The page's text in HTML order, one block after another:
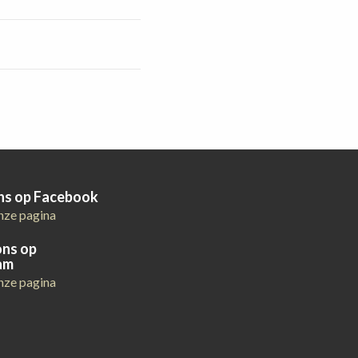
op Facebook
pagina
op
pagina